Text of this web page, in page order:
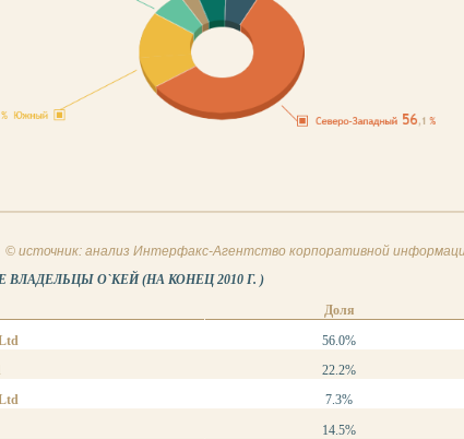
© источник: анализ Интерфакс-Агентство корпоративной
О`КЕЙ (НА КОНЕЦ 2010 Г. )
Доля
56.0%
22.2%
7.3%
14.5%